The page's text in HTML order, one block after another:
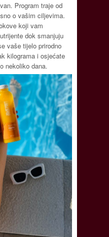
Program traje od
o vašim ciljevima.
koji vam
dok smanjuju
vaše tijelo prirodno
kilograma i osjećate
nekoliko dana.